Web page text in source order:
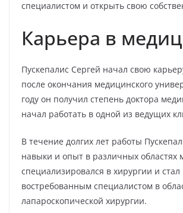
специалистом и открыть свою
Карьера в
Пускепалис Сергей начал свою
после окончания медицинского
году он получил степень доктора
начал работать в одной из ведущих
В течение долгих лет работы
навыки и опыт в различных
специализировался в хирургии и стал
востребованным специалистом в
лапароскопической хирургии.